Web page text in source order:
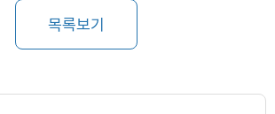
목록보기